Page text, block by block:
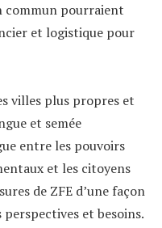
pourraient
et logistique pour
villes plus propres et
et semée
entre les pouvoirs
et les citoyens
de ZFE d’une façon
et besoins.